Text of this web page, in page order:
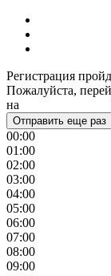
Регистрация
Пожалуйста,
на
Отправить еще раз
00:00
01:00
02:00
03:00
04:00
05:00
06:00
07:00
08:00
09:00